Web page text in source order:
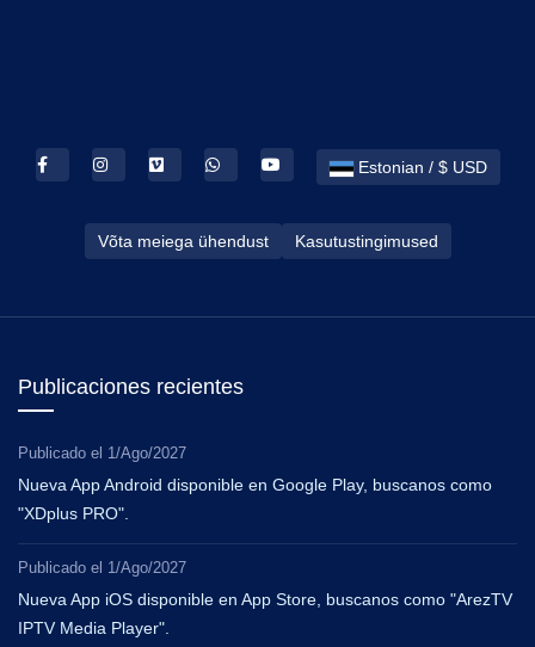
Estonian / $ USD
Võta meiega ühendust Kasutustingimused
Publicaciones recientes
Publicado el 1/Ago/2027
Nueva App Android disponible en Google Play, buscanos como
"XDplus PRO".
Publicado el 1/Ago/2027
Nueva App iOS disponible en App Store, buscanos como "ArezTV
IPTV Media Player".